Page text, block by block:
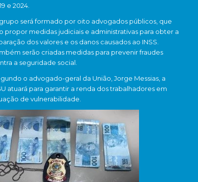
e 2024.
será formado por oito advogados públicos, que
propor medidas judiciais e administrativas para obter a
dos valores e os danos causados ao INSS.
serão criadas medidas para prevenir fraudes
a seguridade social.
o advogado-geral da União, Jorge Messias, a
atuará para garantir a renda dos trabalhadores em
de vulnerabilidade.